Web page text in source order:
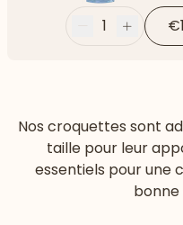
Moins
1 Plus €1
Nos croquettes sont
taille pour leur
essentiels pour une
bonne